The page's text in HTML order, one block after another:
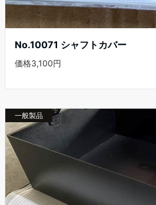
No.10071 シャフトカバー
価格3,100円
一般製品